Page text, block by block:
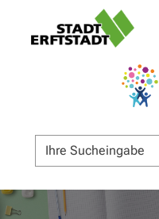
© Bildnachweis